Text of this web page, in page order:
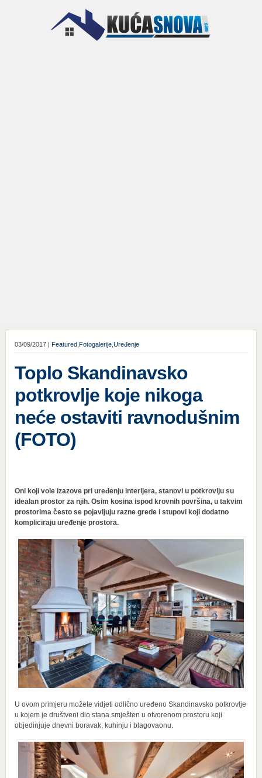
03/09/2017 | Featured, Fotogalerije, Uređenje
Toplo Skandinavsko
potkrovlje koje nikoga
neće ostaviti ravnodušnim
(FOTO)
Oni koji vole izazove pri uređenju interijera, stanovi u potkrovlju su
idealan prostor za njih. Osim kosina ispod krovnih površina, u takvim
prostorima često se pojavljuju razne grede i stupovi koji dodatno
kompliciraju uređenje prostora.
U ovom primjeru možete vidjeti odlično uređeno Skandinavsko potkrovlje
u kojem je društveni dio stana smješten u otvorenom prostoru koji
objedinjuje dnevni boravak, kuhinju i blagovaonu.